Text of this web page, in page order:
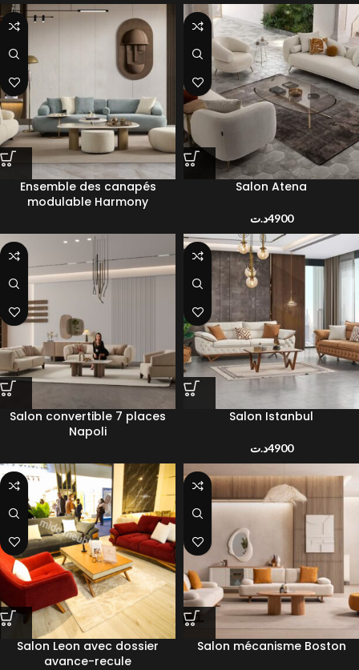
Ensemble des canapés
modulable Harmony
Salon Atena
4900د.ت
Salon convertible 7 places
Napoli
Salon Istanbul
4900د.ت
Salon Leon avec dossier
avance-recule
Salon mécanisme Boston